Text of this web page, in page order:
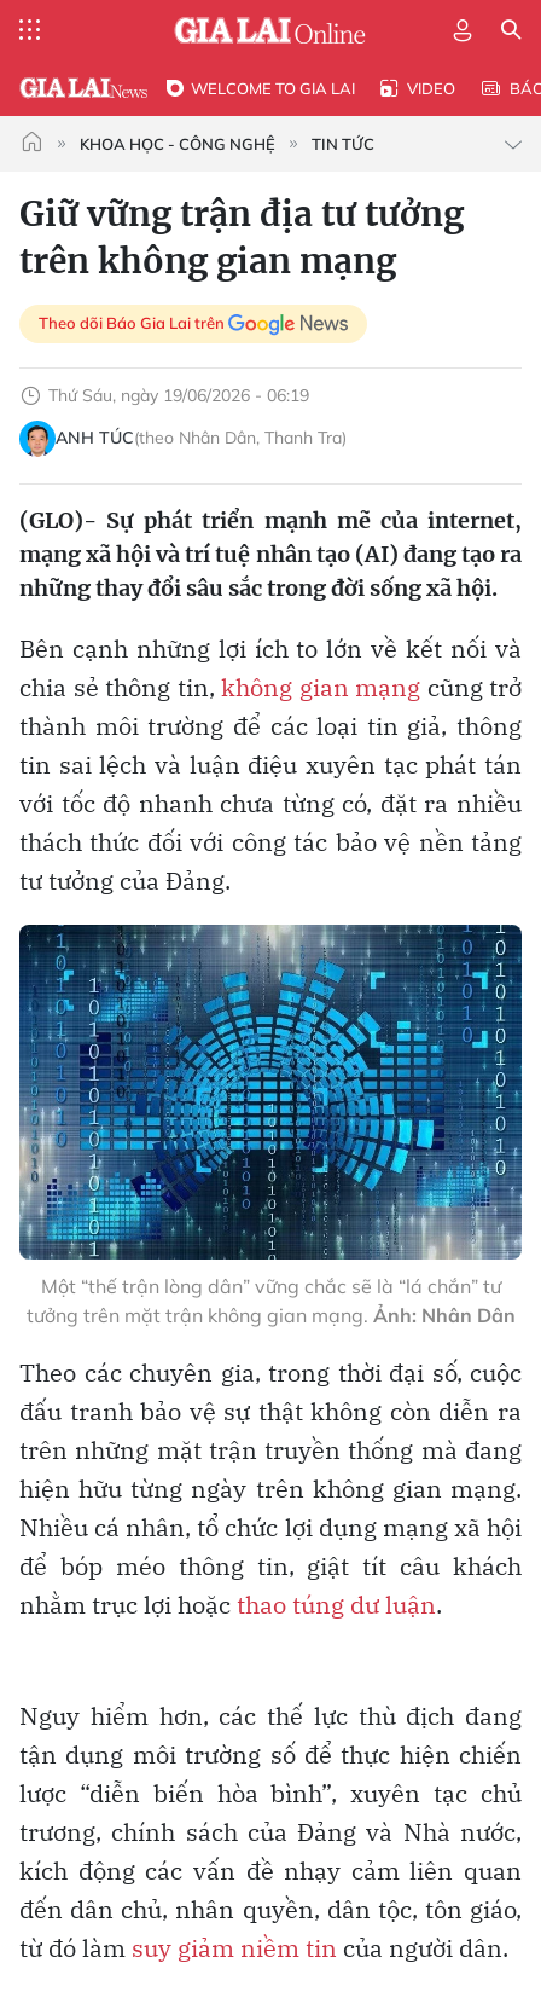
WELCOME TO GIA LAI VIDEO
KHOA HỌC - CÔNG NGHỆ TIN TỨC
Giữ vững trận địa tư tưởng
trên không gian mạng
Theo dõi Báo Gia Lai trên
Thứ Sáu, ngày 19/06/2026 - 06:19
ANH TÚC(theo Nhân Dân, Thanh Tra)
(GLO)- Sự phát triển mạnh mẽ của internet,
mạng xã hội và trí tuệ nhân tạo (AI) đang tạo ra
những thay đổi sâu sắc trong đời sống xã hội.
Bên cạnh những lợi ích to lớn về kết nối và
chia sẻ thông tin, không gian mạng cũng trở
thành môi trường để các loại tin giả, thông
tin sai lệch và luận điệu xuyên tạc phát tán
với tốc độ nhanh chưa từng có, đặt ra nhiều
thách thức đối với công tác bảo vệ nền tảng
tư tưởng của Đảng.
Một “thế trận lòng dân” vững chắc sẽ là “lá chắn” tư
tưởng trên mặt trận không gian mạng. Ảnh: Nhân Dân
Theo các chuyên gia, trong thời đại số, cuộc
đấu tranh bảo vệ sự thật không còn diễn ra
trên những mặt trận truyền thống mà đang
hiện hữu từng ngày trên không gian mạng.
Nhiều cá nhân, tổ chức lợi dụng mạng xã hội
để bóp méo thông tin, giật tít câu khách
nhằm trục lợi hoặcthao túng dư luận.
Nguy hiểm hơn, các thế lực thù địch đang
tận dụng môi trường số để thực hiện chiến
lược “diễn biến hòa bình”, xuyên tạc chủ
trương, chính sách của Đảng và Nhà nước,
kích động các vấn đề nhạy cảm liên quan
đến dân chủ, nhân quyền, dân tộc, tôn giáo,
từ đó làm suy giảm niềm tin của người dân.